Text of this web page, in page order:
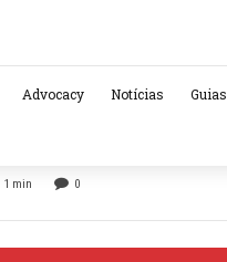
Advocacy Notícias Guias
1 min 0